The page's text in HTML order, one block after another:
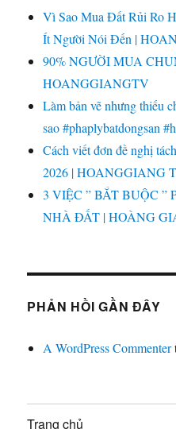
Vì Sao Mua Đất Rủi Ro
Ít Người Nói Đến |
90% NGƯỜI MUA
HOANGGIANGTV
Làm bản vẽ nhưng thiếu
sao #phaplybatdongsan
Cách viết đơn đề nghị
2026 | HOANGGIANG
3 VIỆC ” BẮT BUỘC
NHÀ ĐẤT | HOÀNG
PHẢN HỒI GẦN ĐÂY
A WordPress Commenter
Trang chủ